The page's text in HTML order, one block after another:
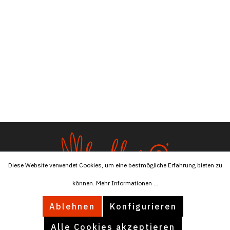
Mail:
info@ballaro.eu
Diese Website verwendet Cookies, um eine bestmögliche Erfahrung bieten zu
können. Mehr Informationen ...
Ablehnen
Konfigurieren
Alle Cookies akzeptieren